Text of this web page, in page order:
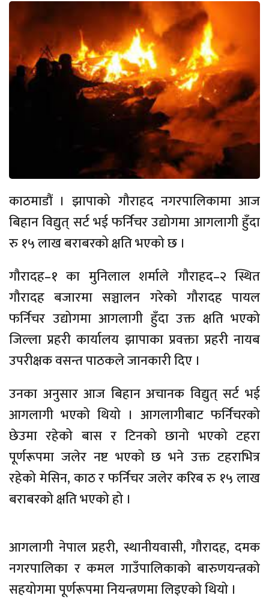
काठमाडौं । झापाको गौराहद नगरपालिकामा आज
बिहान विद्युत् सर्ट भई फर्निचर उद्योगमा आगलागी हुँदा
रु १५ लाख बराबरको क्षति भएको छ ।
गौरादह–१ का मुनिलाल शर्माले गौराहद–२ स्थित
गौरादह बजारमा सञ्चालन गरेको गौरादह पायल
फर्निचर उद्योगमा आगलागी हुँदा उक्त क्षति भएको
जिल्ला प्रहरी कार्यालय झापाका प्रवक्ता प्रहरी नायब
उपरीक्षक वसन्त पाठकले जानकारी दिए ।
उनका अनुसार आज बिहान अचानक विद्युत् सर्ट भई
आगलागी भएको थियो । आगलागीबाट फर्निचरको
छेउमा रहेको बास र टिनको छानो भएको टहरा
पूर्णरूपमा जलेर नष्ट भएको छ भने उक्त टहराभित्र
रहेको मेसिन, काठ र फर्निचर जलेर करिब रु १५ लाख
बराबरको क्षति भएको हो ।
आगलागी नेपाल प्रहरी, स्थानीयवासी, गौरादह, दमक
नगरपालिका र कमल गाउँपालिकाको बारुणयन्त्रको
सहयोगमा पूर्णरूपमा नियन्त्रणमा लिइएको थियो ।